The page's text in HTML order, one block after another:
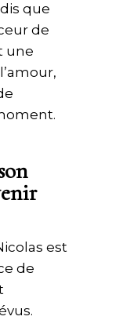
que
de
une
est
de